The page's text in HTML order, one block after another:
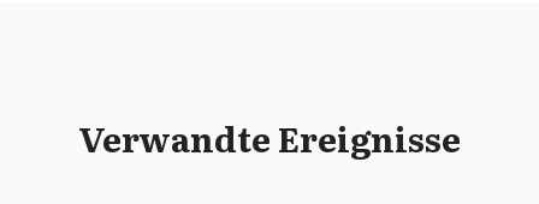
Verwandte Ereignisse